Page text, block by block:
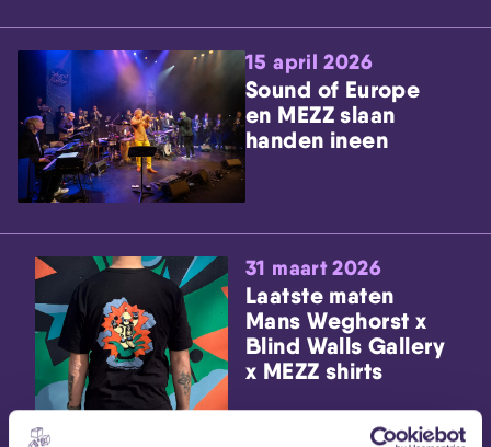
15 april 2026
Sound of Europe
en MEZZ slaan
handen ineen
31 maart 2026
Laatste maten
Mans Weghorst x
Blind Walls Gallery
x MEZZ shirts